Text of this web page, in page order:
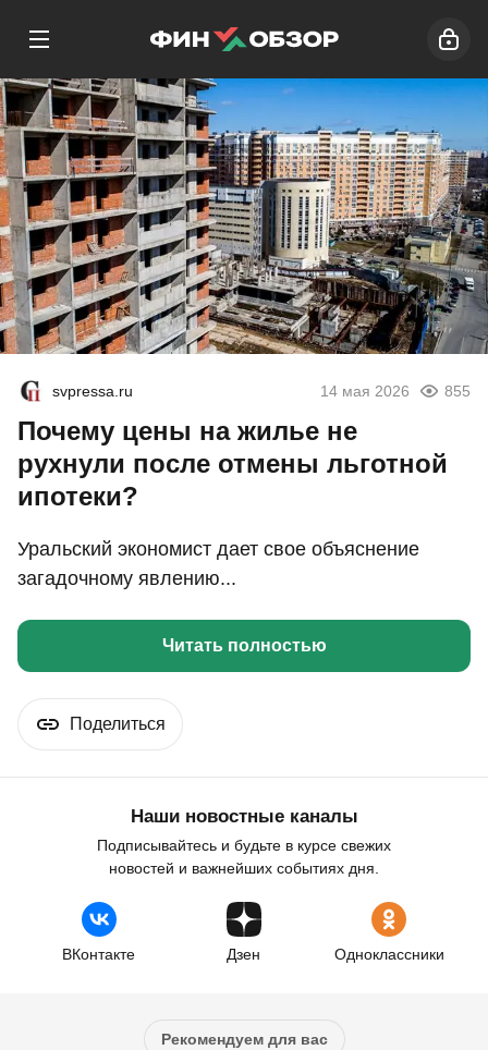
svpressa.ru 14 мая 2026 855
Почему цены на жилье не
рухнули после отмены льготной
ипотеки?
Уральский экономист дает свое объяснение
загадочному явлению...
Читать полностью
Поделиться
Наши новостные каналы
Подписывайтесь и будьте в курсе свежих
новостей и важнейших событиях дня.
ВКонтакте Дзен Одноклассники
Рекомендуем для вас